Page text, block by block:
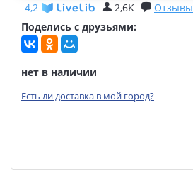
4,2 2,6K
Отзывы
Поделись с друзьями:
нет в наличии
Есть ли доставка в мой город?